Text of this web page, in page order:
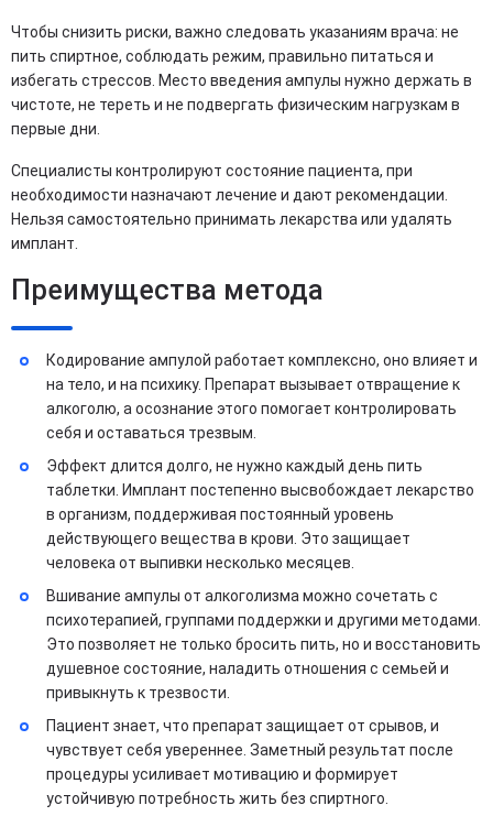
Чтобы снизить риски, важно следовать указаниям врача: не
пить спиртное, соблюдать режим, правильно питаться и
избегать стрессов. Место введения ампулы нужно держать в
чистоте, не тереть и не подвергать физическим нагрузкам в
первые дни.
Специалисты контролируют состояние пациента, при
необходимости назначают лечение и дают рекомендации.
Нельзя самостоятельно принимать лекарства или удалять
имплант.
Преимущества метода
Кодирование ампулой работает комплексно, оно влияет и
на тело, и на психику. Препарат вызывает отвращение к
алкоголю, а осознание этого помогает контролировать
себя и оставаться трезвым.
Эффект длится долго, не нужно каждый день пить
таблетки. Имплант постепенно высвобождает лекарство
в организм, поддерживая постоянный уровень
действующего вещества в крови. Это защищает
человека от выпивки несколько месяцев.
Вшивание ампулы от алкоголизма можно сочетать с
психотерапией, группами поддержки и другими методами.
Это позволяет не только бросить пить, но и восстановить
душевное состояние, наладить отношения с семьей и
привыкнуть к трезвости.
Пациент знает, что препарат защищает от срывов, и
чувствует себя увереннее. Заметный результат после
процедуры усиливает мотивацию и формирует
устойчивую потребность жить без спиртного.